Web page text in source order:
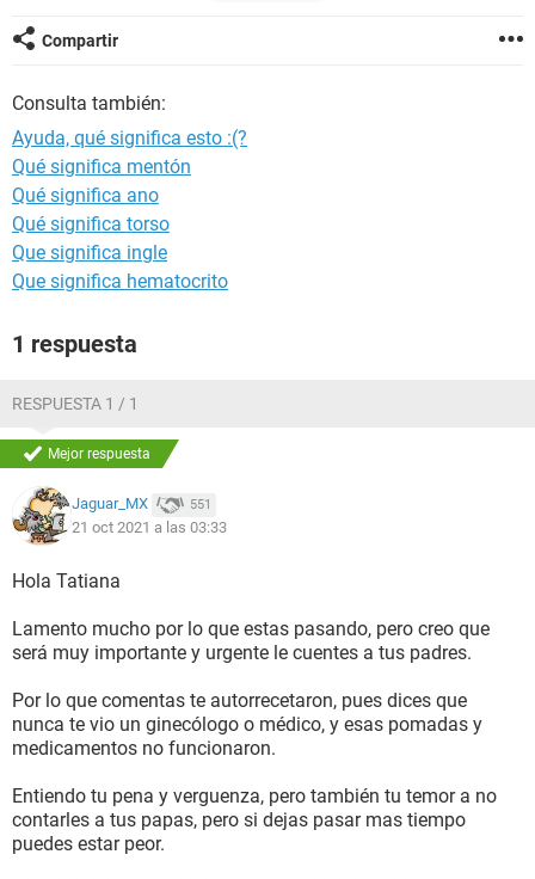
pena contarle todo a mis padres, así que, por favor, alguien
puede decirme qué es lo que está pasando antes de contarle
Compartir
Consulta también:
Ayuda, qué significa esto :(?
Qué significa mentón
Qué significa ano
Qué significa torso
Que significa ingle
Que significa hematocrito
1 respuesta
RESPUESTA 1 / 1
Mejor respuesta
Jaguar_MX 551
21 oct 2021 a las 03:33
Hola Tatiana
Lamento mucho por lo que estas pasando, pero creo que
será muy importante y urgente le cuentes a tus padres.
Por lo que comentas te autorrecetaron, pues dices que
nunca te vio un ginecólogo o médico, y esas pomadas y
medicamentos no funcionaron.
Entiendo tu pena y verguenza, pero también tu temor a no
contarles a tus papas, pero si dejas pasar mas tiempo
puedes estar peor.